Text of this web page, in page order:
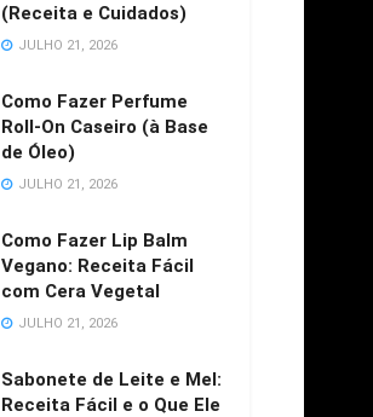
(Receita e Cuidados)
JULHO 21, 2026
Como Fazer Perfume
Roll-On Caseiro (à Base
de Óleo)
JULHO 21, 2026
Como Fazer Lip Balm
Vegano: Receita Fácil
com Cera Vegetal
JULHO 21, 2026
Sabonete de Leite e Mel:
Receita Fácil e o Que Ele